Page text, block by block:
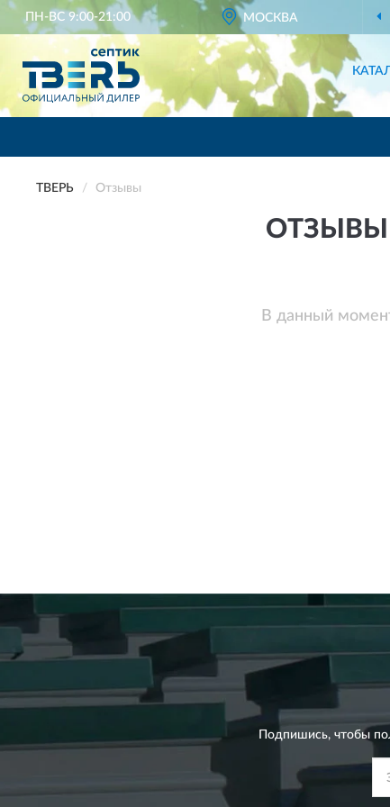
ПН-ВС 9:00-21:00 МОСКВА
ТВЕРЬ Отзывы
ОТЗЫВЫ
В данный
Подпишись, чтобы